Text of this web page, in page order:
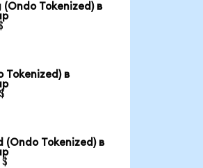
Tokenized) в
Tokenized) в
(Ondo Tokenized) в